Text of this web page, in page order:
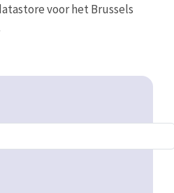
voor het Brussels